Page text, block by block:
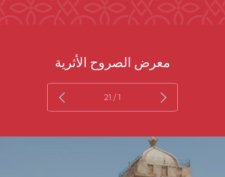
معرض الصروح الأثرية
1
/ 21